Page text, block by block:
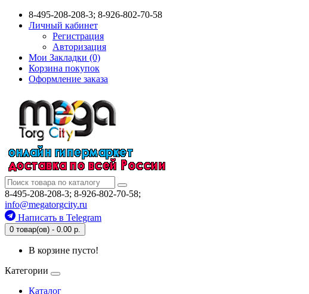
8-495-208-208-3; 8-926-802-70-58
Личный кабинет
Регистрация
Авторизация
Мои Закладки (0)
Корзина покупок
Оформление заказа
8-495-208-208-3; 8-926-802-70-58;
info@megatorgcity.ru
Написать в Telegram
0 товар(ов) - 0.00 р.
В корзине пусто!
Категории
Каталог